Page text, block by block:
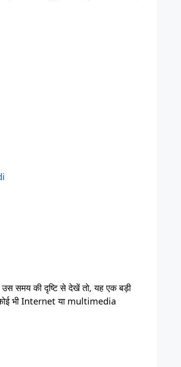
समय की दृष्टि से देखें तो, यह एक बड़ी
भी Internet या multimedia